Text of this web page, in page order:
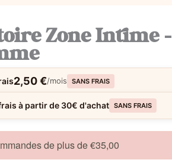
Zone Intime –
2,50 €/mois SANS FRAIS
à partir de 30€ d'achat SANS FRAIS
de plus de €35,00